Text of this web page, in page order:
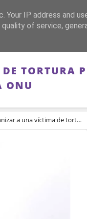
MEMORIA
TORTURA
ONU
policial reconocida por el Comité de la ONU
IP address and
of service,